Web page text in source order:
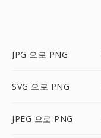
JPG 으로 PNG
SVG 으로 PNG
JPEG 으로 PNG